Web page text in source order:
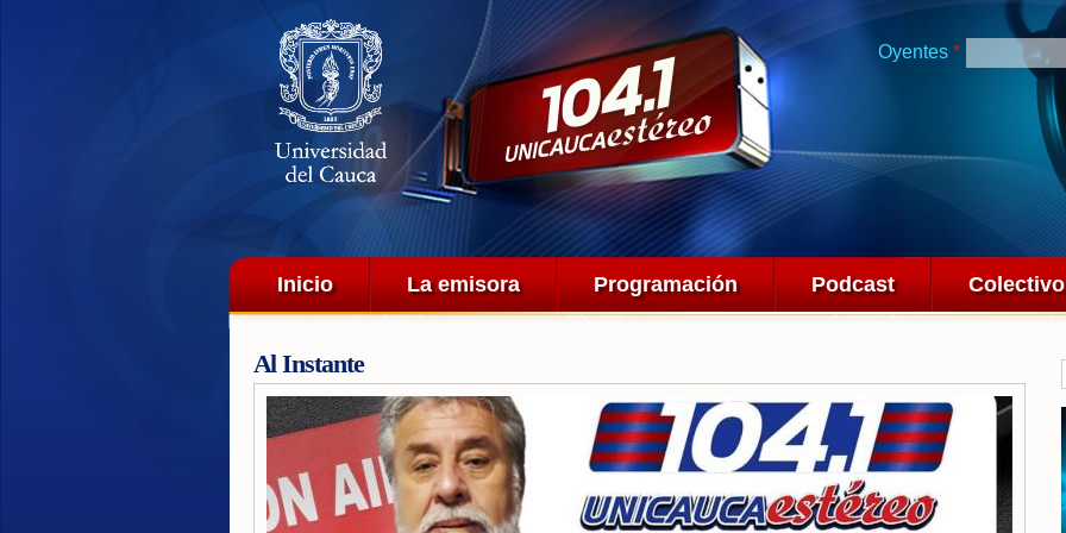
contenido
principal
Oyentes *
Menú principal
Inicio La emisora Programación Podcast
Al Instante